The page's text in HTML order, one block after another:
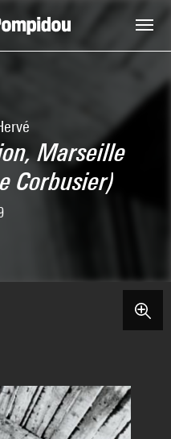
Marseille
Corbusier)